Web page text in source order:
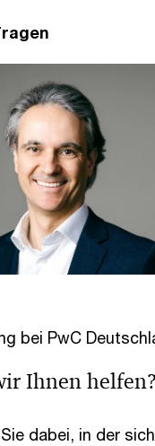
bei PwC
Ihnen helfen?
dabei, in der